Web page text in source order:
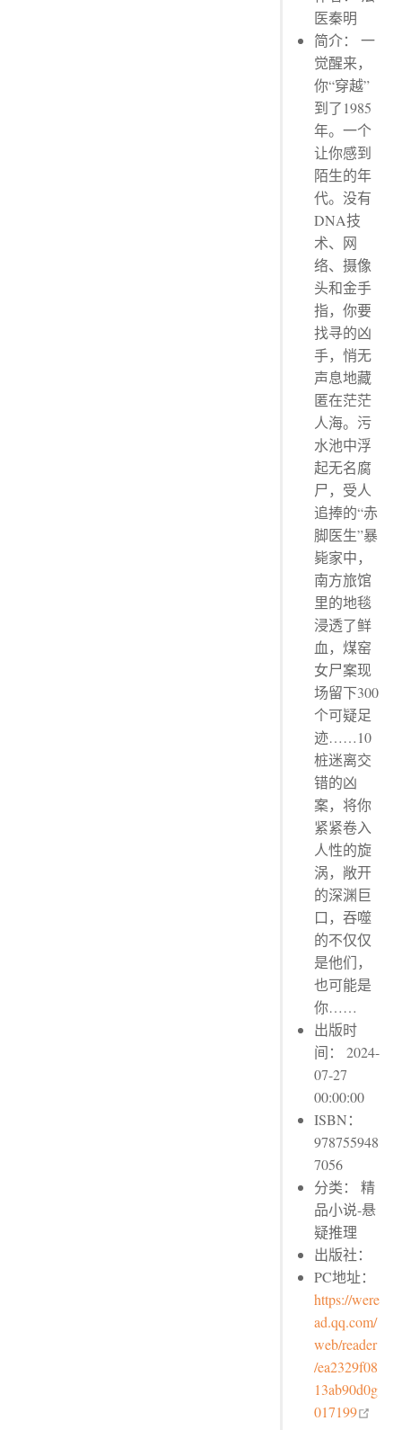
医秦明
简介： 一
觉醒来，
你“穿越”
到了1985
年。一个
让你感到
陌生的年
代。没有
DNA技
术、网
络、摄像
头和金手
指，你要
找寻的凶
手，悄无
声息地藏
匿在茫茫
人海。污
水池中浮
起无名腐
尸，受人
追捧的“赤
脚医生”暴
毙家中，
南方旅馆
里的地毯
浸透了鲜
血，煤窑
女尸案现
场留下300
个可疑足
迹……10
桩迷离交
错的凶
案，将你
紧紧卷入
人性的旋
涡，敞开
的深渊巨
口，吞噬
的不仅仅
是他们，
也可能是
你……
出版时
间： 2024-
07-27
00:00:00
ISBN：
978755948
7056
分类： 精
品小说-悬
疑推理
出版社：
PC地址：
https://were
ad.qq.com/
web/reader
/ea2329f08
13ab90d0g
017199